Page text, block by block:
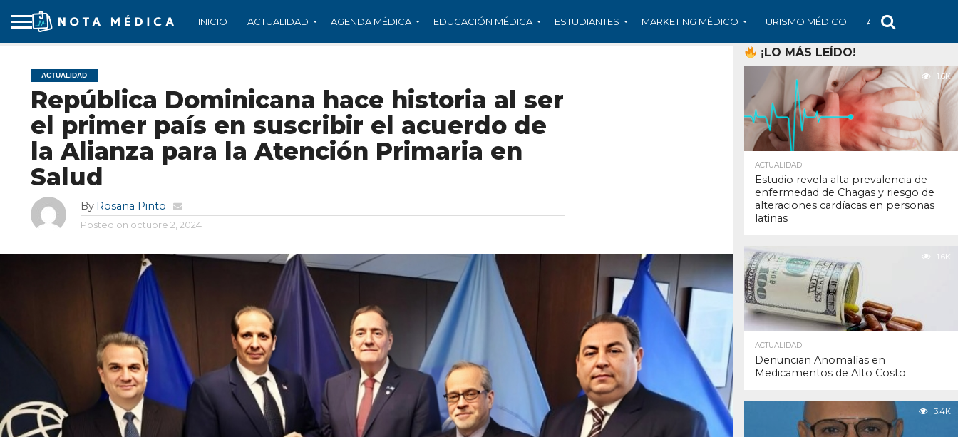
INICIO ACTUALIDAD AGENDA MÉDICA EDUCACIÓN MÉDICA ESTUDIANTES MARKETING MÉDICO TURISMO MÉDICO ARS
ACTUALIDAD
República Dominicana hace historia al ser
el primer país en suscribir el acuerdo de
la Alianza para la Atención Primaria en
Salud
By Rosana Pinto
Posted on octubre 2, 2024
¡LO MÁS LEÍDO!
1.6K
ACTUALIDAD
Estudio revela alta prevalencia de
enfermedad de Chagas y riesgo de
alteraciones cardíacas en personas
latinas
1.6K
ACTUALIDAD
Denuncian Anomalías en
Medicamentos de Alto Costo
3.4K